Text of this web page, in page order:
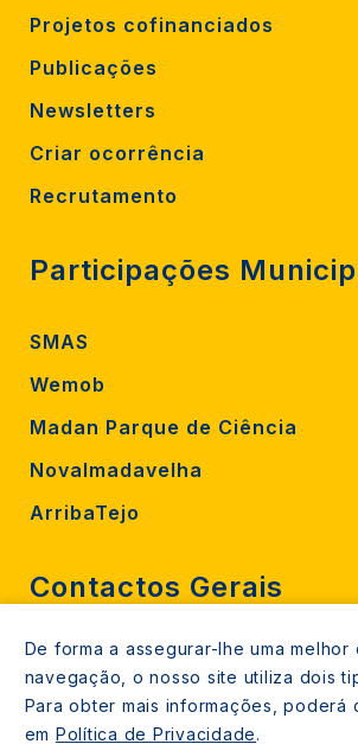
Projetos cofinanciados
Publicações
Newsletters
Criar ocorrência
Recrutamento
Participações
SMAS
Wemob
Madan Parque de Ciência
Novalmadavelha
ArribaTejo
Contactos Gerais
212 724 000
800206770 (gratuito rede
De forma a assegurar-lhe uma
navegação, o nosso site utiliza dois
Para obter mais informações, poderá
em Política de Privacidade.